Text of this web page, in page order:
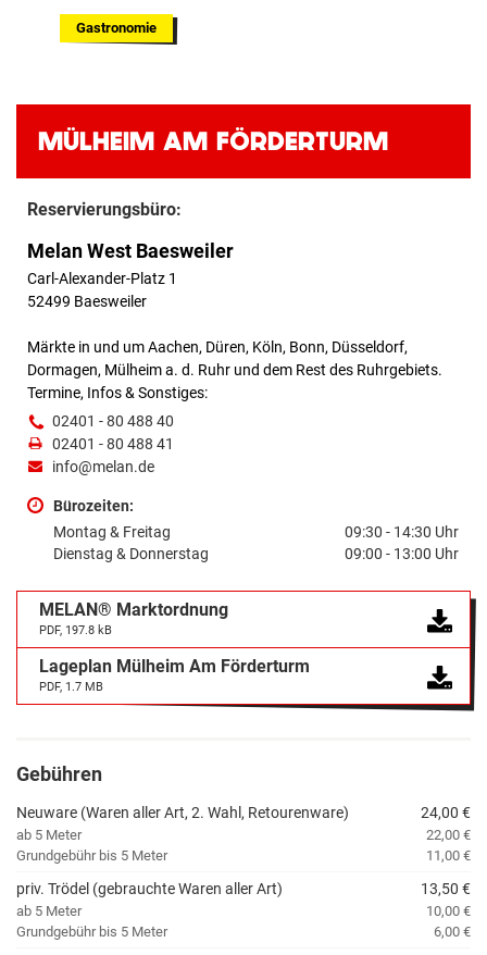
Gastronomie
MÜLHEIM AM FÖRDERTURM
Reservierungsbüro:
Melan West Baesweiler
Carl-Alexander-Platz 1
52499 Baesweiler
Märkte in und um Aachen, Düren, Köln, Bonn, Düsseldorf,
Dormagen, Mülheim a. d. Ruhr und dem Rest des Ruhrgebiets.
Termine, Infos & Sonstiges:
02401 - 80 488 40
02401 - 80 488 41
info@melan.de
Bürozeiten:
Montag & Freitag
09:30 - 14:30 Uhr
Dienstag & Donnerstag
09:00 - 13:00 Uhr
MELAN® Marktordnung
PDF, 197.8 kB
Lageplan Mülheim Am Förderturm
PDF, 1.7 MB
Gebühren
Neuware (Waren aller Art, 2. Wahl, Retourenware) 24,00 €
ab 5 Meter
22,00 €
Grundgebühr bis 5 Meter
11,00 €
priv. Trödel (gebrauchte Waren aller Art) 13,50 €
ab 5 Meter
10,00 €
Grundgebühr bis 5 Meter
6,00 €